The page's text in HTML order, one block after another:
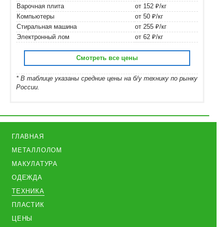
Варочная плита
от 152 ₽/кг
Компьютеры
от 50 ₽/кг
Стиральная машина
от 255 ₽/кг
Электронный лом
от 62 ₽/кг
Смотреть все цены
* В таблице указаны средние цены на б/у технику по рынку
России.
ГЛАВНАЯ
МЕТАЛЛОЛОМ
МАКУЛАТУРА
ОДЕЖДА
ТЕХНИКА
ПЛАСТИК
ЦЕНЫ